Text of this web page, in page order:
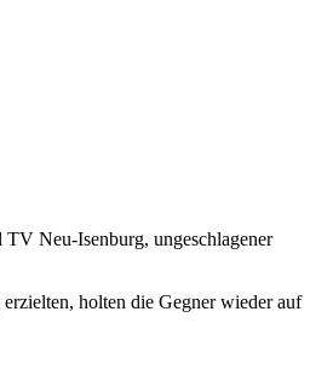
Neu-Isenburg, ungeschlagener
holten die Gegner wieder auf